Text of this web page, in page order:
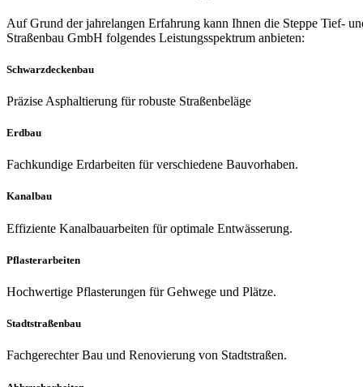
Auf Grund der jahrelangen Erfahrung kann Ihnen die Steppe Tief-
Straßenbau GmbH folgendes Leistungsspektrum anbieten:
Schwarzdeckenbau
Präzise Asphaltierung für robuste Straßenbeläge
Erdbau​
Fachkundige Erdarbeiten für verschiedene Bauvorhaben.
Kanalbau
Effiziente Kanalbauarbeiten für optimale Entwässerung.
Pflasterarbeiten
Hochwertige Pflasterungen für Gehwege und Plätze.
Stadtstraßenbau
Fachgerechter Bau und Renovierung von Stadtstraßen.